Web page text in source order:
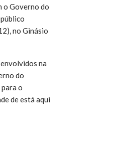
o Governo do
no Ginásio
na
do
o
de está aqui